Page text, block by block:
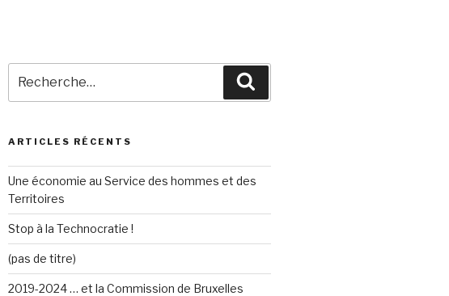
pour
ARTICLES RÉCENTS
Une économie au Service des hommes et des
Territoires
Stop à la Technocratie !
(pas de titre)
2019-2024 … et la Commission de Bruxelles